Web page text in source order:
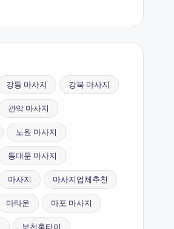
강동 마사지 강북 마사지
관악 마사지
노원 마사지
동대문 마사지
마사지 마사지업체추천
마타운 마포 마사지
부천홈타이